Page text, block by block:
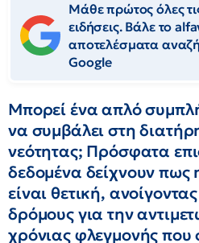
Μάθε πρώτος όλες
ειδήσεις. Βάλε το
αποτελέσματα
Google
Μπορεί ένα απλό
να συμβάλει στη
νεότητας; Πρόσφατα
δεδομένα δείχνουν
είναι θετική,
δρόμους για την
χρόνιας φλεγμονής που